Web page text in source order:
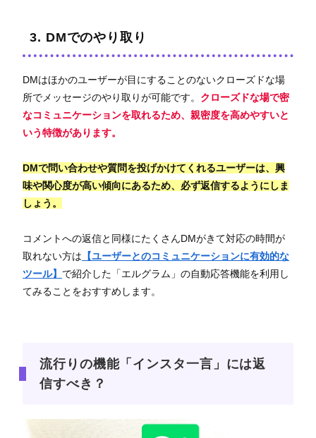
3. DMでのやり取り
DMはほかのユーザーが目にすることのないクローズドな場
所でメッセージのやり取りが可能です。 クローズドな場で密
なコミュニケーションを取れるため、親密度を高めやすいと
いう特徴があります。
DMで問い合わせや質問を投げかけてくれるユーザーは、興
味や関心度が高い傾向にあるため、必ず返信するようにしま
しょう。
コメントへの返信と同様にたくさんDMがきて対応の時間が
取れない方は 【ユーザーとのコミュニケーションに有効的な
ツール】 で紹介した「エルグラム」の自動応答機能を利用し
てみることをおすすめします。
流行りの機能「インスタ一言」には返
信すべき？